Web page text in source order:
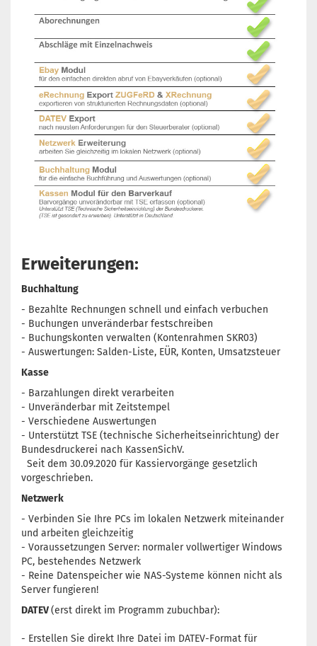
Erweiterungen:
Buchhaltung
- Bezahlte Rechnungen schnell und einfach verbuchen
- Buchungen unveränderbar festschreiben
- Buchungskonten verwalten (Kontenrahmen SKR03)
- Auswertungen: Salden-Liste, EÜR, Konten, Umsatzsteuer
Kasse
- Barzahlungen direkt verarbeiten
- Unveränderbar mit Zeitstempel
- Verschiedene Auswertungen
- Unterstützt TSE (technische Sicherheitseinrichtung) der
Bundesdruckerei nach KassenSichV.
Seit dem 30.09.2020 für Kassiervorgänge gesetzlich
vorgeschrieben.
Netzwerk
- Verbinden Sie Ihre PCs im lokalen Netzwerk miteinander
und arbeiten gleichzeitig
- Voraussetzungen Server: normaler vollwertiger Windows
PC, bestehendes Netzwerk
- Reine Datenspeicher wie NAS-Systeme können nicht als
Server fungieren!
DATEV(erst direkt im Programm zubuchbar):
- Erstellen Sie direkt Ihre Datei im DATEV-Format für